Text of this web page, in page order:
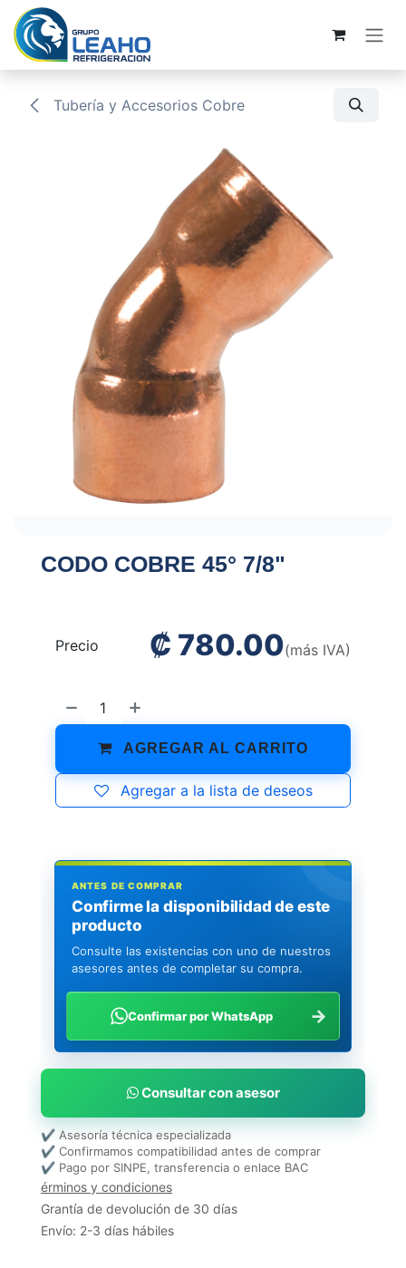
Ir al contenido
Tubería y Accesorios Cobre
CODO COBRE 45° 7/8"
AGREGAR AL CARRITO
Agregar a la lista de deseos
Precio ₡ 780.00(más IVA)
ANTES DE COMPRAR
Confirme la disponibilidad de este
producto
Consulte las existencias con uno de nuestros
asesores antes de completar su compra.
Confirmar por WhatsApp →
Consultar con asesor
✔ Asesoría técnica especializada
✔ Confirmamos compatibilidad antes de comprar
✔ Pago por SINPE, transferencia o enlace BAC
érminos y condiciones
Grantía de devolución de 30 días
Envío: 2-3 días hábiles